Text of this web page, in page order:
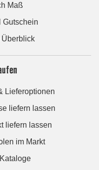
Maß
Gutschein
Lieferoptionen
liefern lassen
liefern lassen
im Markt